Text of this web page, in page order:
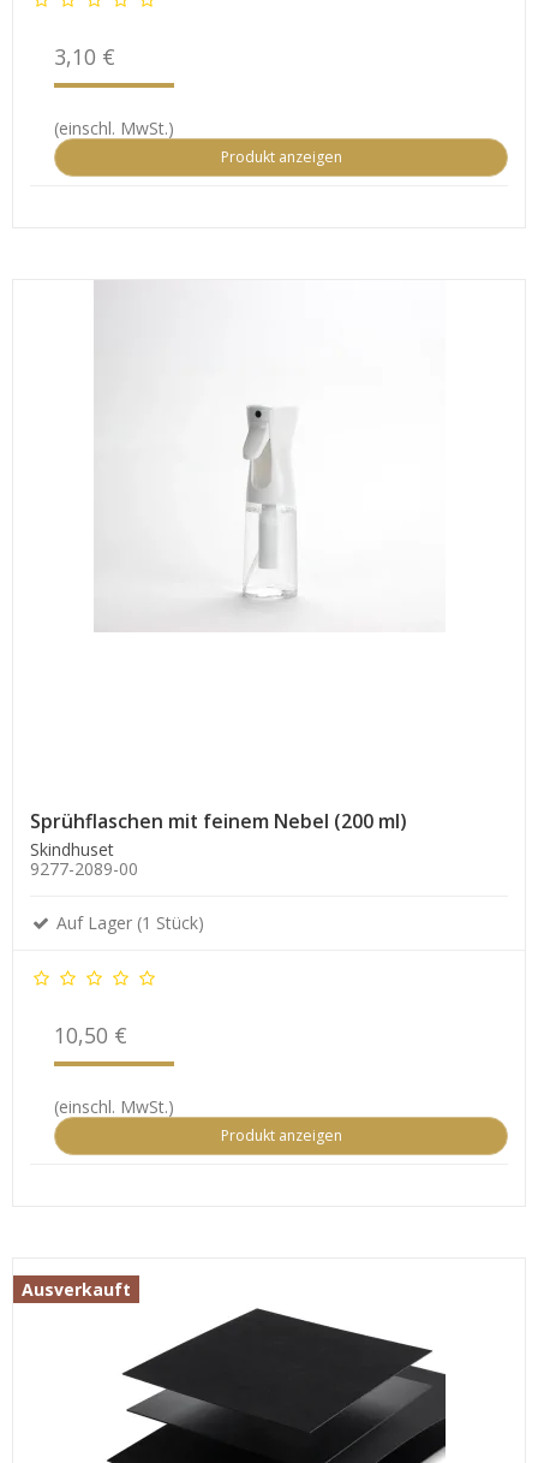
3,10 €
(einschl. MwSt.)
Produkt anzeigen
Sprühflaschen mit feinem Nebel (200 ml)
Skindhuset
9277-2089-00
Auf Lager (1 Stück)
10,50 €
(einschl. MwSt.)
Produkt anzeigen
Ausverkauft